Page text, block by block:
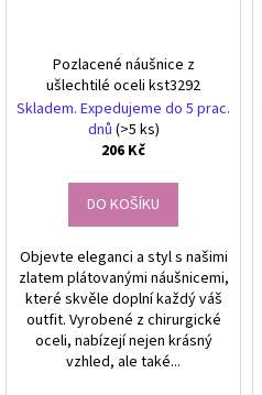
Pozlacené náušnice z
ušlechtilé oceli kst3292
Skladem. Expedujeme do 5 prac.
dnů (>5 ks)
206 Kč
DO KOŠÍKU
Objevte eleganci a styl s našimi
zlatem plátovanými náušnicemi,
které skvěle doplní každý váš
outfit. Vyrobené z chirurgické
oceli, nabízejí nejen krásný
vzhled, ale také...